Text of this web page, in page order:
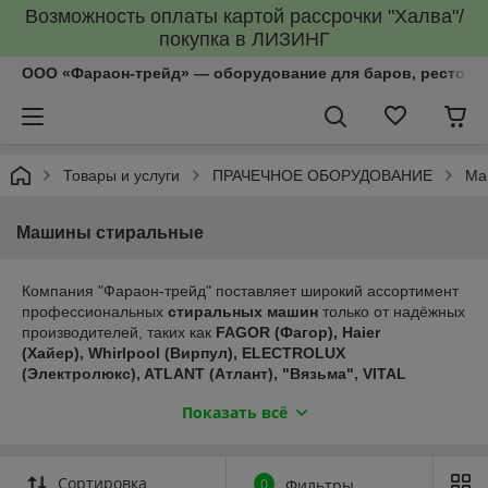
Возможность оплаты картой рассрочки "Халва"/
покупка в ЛИЗИНГ
ООО «Фараон-трейд»‎ — оборудование для баров,
Товары и услуги ПРАЧЕЧНОЕ ОБОРУДОВАНИЕ
Машины стиральные
Компания "Фараон-трейд" поставляет широкий ассортимент
профессиональных стиральных машин только от надёжных
производителей, таких как FAGOR (Фагор), Haier
(Хайер), Whirlpool (Вирпул), ELECTROLUX
(Электролюкс), ATLANT (Атлант), "Вязьма", VITAL
Все предлагаемые промышленные стиральные машины для
Показать всё
Сортировка 0